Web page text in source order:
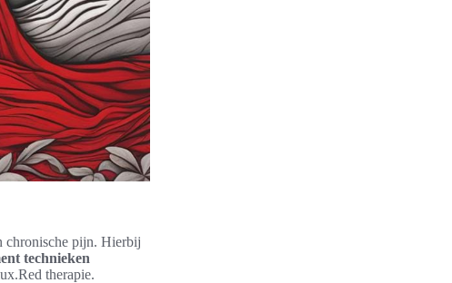
chronische pijn. Hierbij
technieken
therapie.